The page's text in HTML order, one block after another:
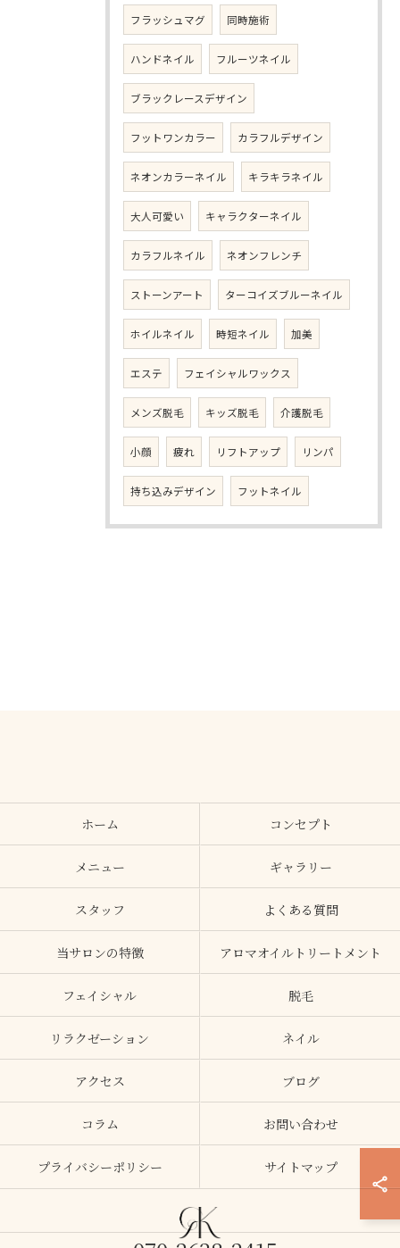
フラッシュマグ 同時施術
ハンドネイル フルーツネイル
ブラックレースデザイン
フットワンカラー カラフルデザイン
ネオンカラーネイル キラキラネイル
大人可愛い キャラクターネイル
カラフルネイル ネオンフレンチ
ストーンアート ターコイズブルーネイル
ホイルネイル 時短ネイル 加美
エステ フェイシャルワックス
メンズ脱毛 キッズ脱毛 介護脱毛
小顔 疲れ リフトアップ リンパ
持ち込みデザイン フットネイル
ホーム コンセプト
メニュー ギャラリー
スタッフ よくある質問
当サロンの特徴 アロマオイルトリートメント
フェイシャル 脱毛
リラクゼーション ネイル
アクセス ブログ
コラム お問い合わせ
プライバシーポリシー サイトマップ